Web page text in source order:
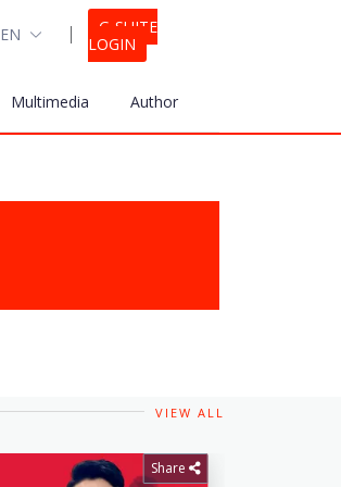
EN
G-SUITE
LOGIN
Multimedia Author
VIEW ALL
Share